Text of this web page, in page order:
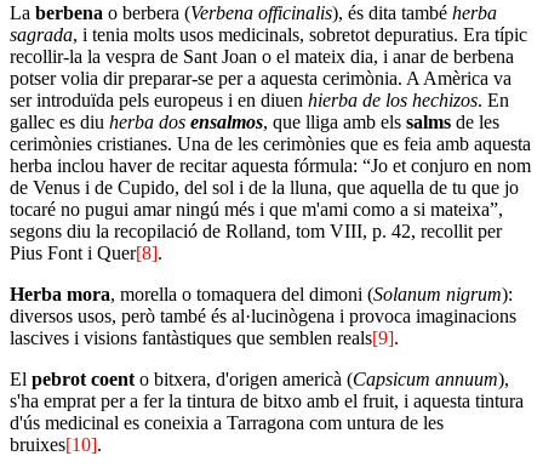
La berbena o berbera (Verbena officinalis), és dita també herba
sagrada, i tenia molts usos medicinals, sobretot depuratius. Era típic
recollir-la la vespra de Sant Joan o el mateix dia, i anar de berbena
potser volia dir preparar-se per a aquesta cerimònia. A Amèrica va
ser introduïda pels europeus i en diuen hierba de los hechizos. En
gallec es diu herba dos ensalmos, que lliga amb els salms de les
cerimònies cristianes. Una de les cerimònies que es feia amb aquesta
herba inclou haver de recitar aquesta fórmula: “Jo et conjuro en nom
de Venus i de Cupido, del sol i de la lluna, que aquella de tu que jo
tocaré no pugui amar ningú més i que m'ami como a si mateixa”,
segons diu la recopilació de Rolland, tom VIII, p. 42, recollit per
Pius Font i Quer[8].
Herba mora, morella o tomaquera del dimoni (Solanum nigrum):
diversos usos, però també és al·lucinògena i provoca imaginacions
lascives i visions fantàstiques que semblen reals[9].
El pebrot coent o bitxera, d'origen americà (Capsicum annuum),
s'ha emprat per a fer la tintura de bitxo amb el fruit, i aquesta tintura
d'ús medicinal es coneixia a Tarragona com untura de les
bruixes[10].